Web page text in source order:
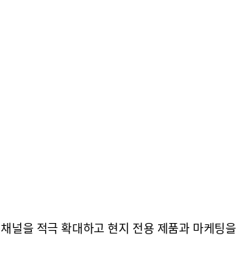
널을 적극 확대하고 현지 전용 제품과 마케팅을